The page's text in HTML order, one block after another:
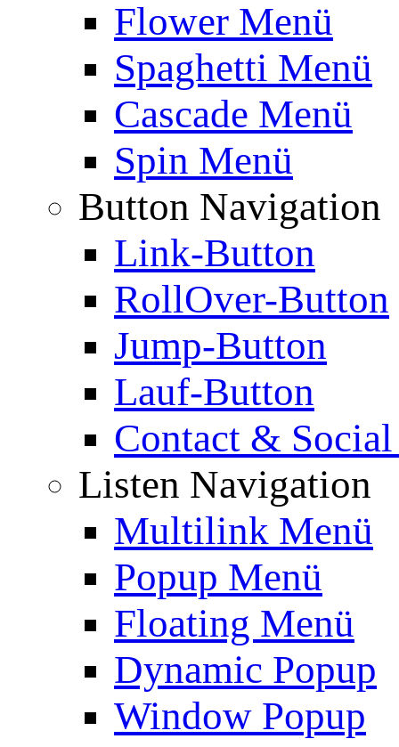
Flower Menü
Spaghetti Menü
Cascade Menü
Spin Menü
Button Navigation
Link-Button
RollOver-Button
Jump-Button
Lauf-Button
Contact &
Listen Navigation
Multilink Menü
Popup Menü
Floating Menü
Dynamic Popup
Window Popup